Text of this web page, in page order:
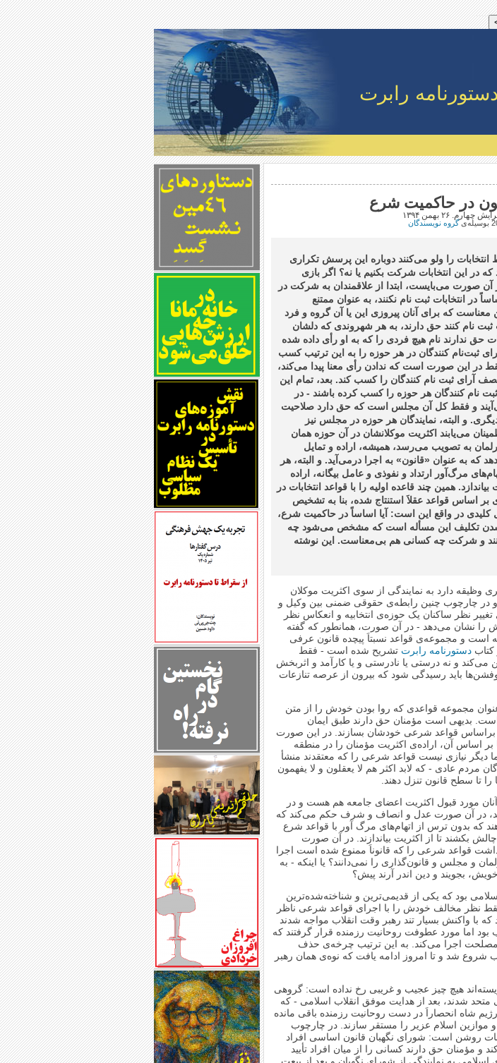
رابرت
در حاکمیت شرع
بوسيله‌ىگروه نویسندگان
انتخابات را ولو می‌کنند دوباره این پرسش تکراری
در این انتخابات شرکت بکنیم یا نه؟ اگر بازی
صورت می‌بایست، ابتدا از علاقمندان به شرکت در
در انتخابات ثبت نام نکنند، به عنوان ممتنع
که برای آنان پیروزی این یا آن گروه و فرد
نام کنند حق دارند، به هر شهروندی که دلشان
حق ندارند نام هیچ فردی را که به او رأی داده شده
کنندگان در هر حوزه را به این ترتیب کسب
در این صورت است که ندادن رأی معنا پیدا می‌کند،‌
آرای ثبت نام کنندگان را کسب کند. بعد،‌ تمام این
نام کنندگان هر حوزه را کسب کرده باشند - در
و فقط کل آن مجلس است که حق دارد صلاحیت
و البته، نمایندگان هر حوزه در مجلس نیز
می‌یابند اکثریت موکلانشان در آن حوزه همان
به تصویب می‌رسد، همیشه، اراده و تمایل
به عنوان «قانون» به اجرا درمی‌آید. و البته، هر
مرگ‌آور ارتداد و نفوذی و عامل بیگانه، اراده
همین چند قاعده اولیه را با قواعد انتخابات در
اساس قواعد عقلاَ استنتاج شده، بنا به تشخیص
در واقع این است: آیا اساساً در حاکمیت شرع،
شدن تکلیف این مسأله است که مشخص می‌شود چه
و شرکت چه کسانی هم بی‌معناست. این نوشته
وظیقه دارد به نمایندگی از سوی اکثریت موکلان
- و در چارچوب چنین رابطه‌ی حقوقی ضمنی بین وکیل و
نظر ساکنان یک حوزه‌ی انتخابیه و انعکاس نظر
را نشان می‌دهد - در آن صورت، همانطور که گفته
است و مجموعه‌ی قواعد نسبتاَ پیچده قانون عرفی
دستورنامه رابرت تشریح شده است - فقط
می‌کند و نه درستی یا نادرستی و یا کارآمد و اثربخش
باید رسیدگی شود که بیرون از عرصه تنازعات
مجموعه قواعدی که روا بودن خودش را از متن
بدیهی است مؤمنان حق دارند طبق ایمان
براساس قواعد شرعی خودشان بسازند. در این صورت
بر اساس آن، اراده‌ی اکثریت مؤمنان را در منطقه‌
دیگر نیازی نیست قواعد شرعی را که معتقدند منشأ
مردم عادی - که لابد اکثر هم لا یعقلون و لا یفهمون
را تا سطح قانون تنزل دهند.
آنان مورد قبول اکثریت اعضای جامعه هم هست و در
نهند، در آن صورت عدل و انصاف و شرف حکم می‌کند که
که بدون ترس از اتهام‌های مرگ آور با قواعد شرع
بکشند تا از اکثریت بیاندازند. در آن صورت
قواعد شرعی را که قانوناَ ممنوع شده است اجرا
و مجلس و قانون‌گذاری را نمی‌دانند؟ یا اینکه - به
بجویند و دین اندر آرند پیش؟
بود که یکی از قدیمی‌ترین و شناخته‌شده‌ترین
نظر مخالف خودش را با اجرای قواعد شرعی ناظر
با واکنش بسیار تند رهبر وقت انقلاب مواجه شدند
بود اما مورد عطوفت روحانیت رزمنده قرار گرفتند که
اجرا می‌کند. به این ترتیب چرخه‌ی حذف
شروع شد و تا امروز ادامه یافت که نوه‌ی همان رهبر
زیسته‌اند هیچ چیز عجیب و غریبی رخ نداده است: گروهی
شدند، بعد از هدایت موفق انقلاب اسلامی - که
شاه انحصاراَ در دست روحانیت رزمنده باقی مانده
موازین اسلام عزیر را مستقر سازند. در چارچوب
روشن است: شورای نگهبان قانون اساسی افراد
و مؤمنان حق دارند کسانی را از میان افراد تأیید